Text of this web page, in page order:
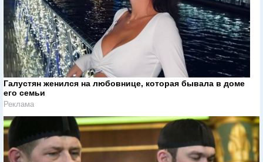
Галустян женился на любовнице, которая бывала в доме
его семьи
Реклама